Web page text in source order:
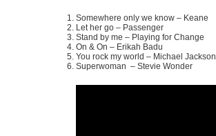
Somewhere only we know – Keane
Let her go – Passenger
Stand by me – Playing for Change
On & On – Erikah Badu
You rock my world – Michael Jackson
Superwoman – Stevie Wonder